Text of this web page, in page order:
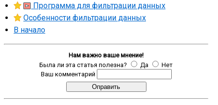
Программа для фильтрации данных
Особенности фильтрации данных
В начало
Нам важно ваше мнение!
Была ли эта статья полезна?
Да
Нет
Ваш комментарий